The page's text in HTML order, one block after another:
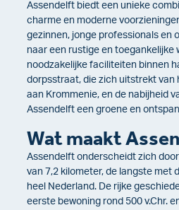
Assendelft biedt een unieke
charme en moderne
gezinnen, jonge professionals en
naar een rustige en toegankelijke
noodzakelijke faciliteiten binnen
dorpsstraat, die zich uitstrekt van
aan Krommenie, en de nabijheid
Assendelft een groene en
Wat maakt
Assendelft onderscheidt zich
van 7,2 kilometer, de langste met
heel Nederland. De rijke
eerste bewoning rond 500 v.Chr.